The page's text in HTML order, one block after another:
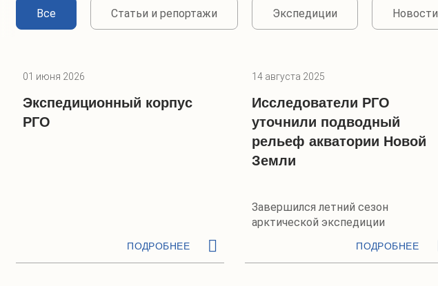
Все Статьи и репортажи Экспедиции Новости
01 июня 2026
Экспедиционный корпус
РГО
ПОДРОБНЕЕ
14 августа 2025
Исследователи РГО
уточнили подводный
рельеф акватории Новой
Земли
Завершился летний сезон
арктической экспедиции
ПОДРОБНЕЕ